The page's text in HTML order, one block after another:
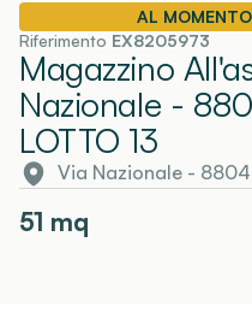
AL
Riferimento EX8205973
Magazzino
Nazionale -
LOTTO 13
Via Nazionale -
51 mq